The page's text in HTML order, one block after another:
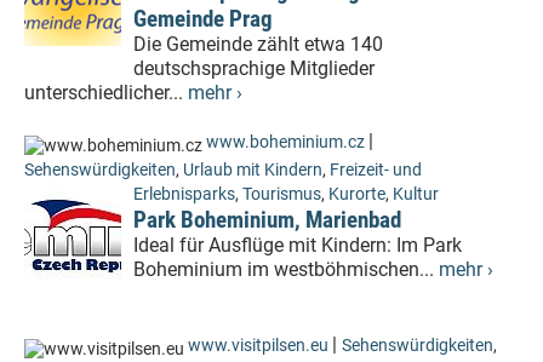
Gemeinde Prag
Die Gemeinde zählt etwa 140
deutschsprachige Mitglieder
unterschiedlicher... mehr ›
www.boheminium.cz |
Sehenswürdigkeiten, Urlaub mit Kindern, Freizeit- und
Erlebnisparks, Tourismus, Kurorte, Kultur
Park Boheminium, Marienbad
Ideal für Ausflüge mit Kindern: Im Park
Boheminium im westböhmischen... mehr ›
www.visitpilsen.eu | Sehenswürdigkeiten,